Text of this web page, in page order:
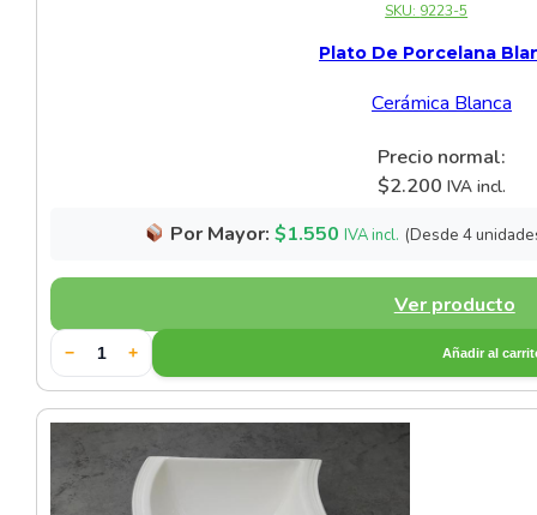
Vajilla para Aperitivos
Vajillas para Postres
SKU: 9223-5
Plato De Porcelana
Cerámica Blanca
Precio normal:
$2.200 IVA incl.
Por Mayor: $1.550 IVA incl. (Desde 4
Ver producto
− + Añadir al